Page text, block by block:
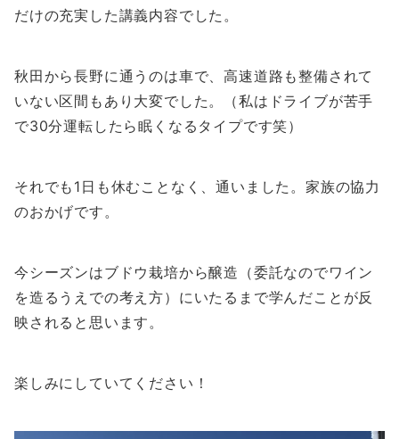
だけの充実した講義内容でした。
秋田から長野に通うのは車で、高速道路も整備されて
いない区間もあり大変でした。（私はドライブが苦手
で30分運転したら眠くなるタイプです笑）
それでも1日も休むことなく、通いました。家族の協力
のおかげです。
今シーズンはブドウ栽培から醸造（委託なのでワイン
を造るうえでの考え方）にいたるまで学んだことが反
映されると思います。
楽しみにしていてください！